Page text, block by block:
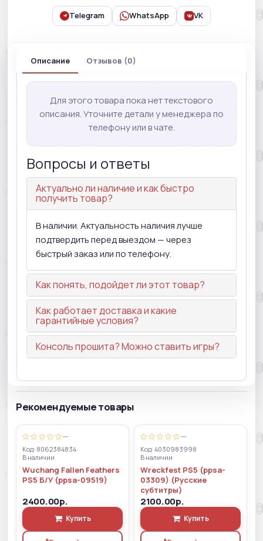
Telegram WhatsApp VK
Описание Отзывов (0)
Для этого товара пока нет текстового
описания. Уточните детали у менеджера по
телефону или в чате.
Вопросы и ответы
Актуально ли наличие и как быстро
получить товар?
В наличии. Актуальность наличия лучше
подтвердить перед выездом — через
быстрый заказ или по телефону.
Как понять, подойдет ли этот товар?
Как работает доставка и какие
гарантийные условия?
Консоль прошита? Можно ставить игры?
Рекомендуемые товары
—
Код: 8062384834
В наличии
Wuchang Fallen Feathers
PS5 Б/У (ppsa-09519)
2400.00р.
Купить
—
Код: 4030983998
В наличии
Wreckfest PS5 (ppsa-
03309) (Русские
субтитры)
2100.00р.
Купить